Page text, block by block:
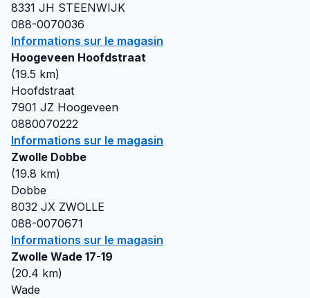
8331 JH STEENWIJK
088-0070036
Informations sur le magasin
Hoogeveen Hoofdstraat
(19.5 km)
Hoofdstraat
7901 JZ Hoogeveen
0880070222
Informations sur le magasin
Zwolle Dobbe
(19.8 km)
Dobbe
8032 JX ZWOLLE
088-0070671
Informations sur le magasin
Zwolle Wade 17-19
(20.4 km)
Wade